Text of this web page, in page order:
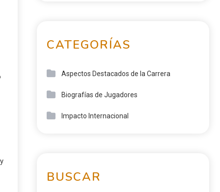
CATEGORÍAS
Aspectos Destacados de la Carrera
Biografías de Jugadores
Impacto Internacional
BUSCAR